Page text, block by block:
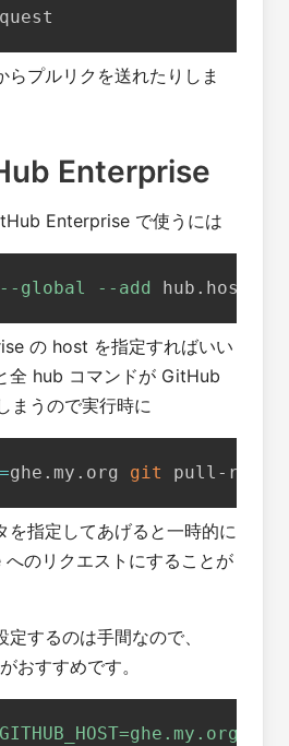
らプルリクを送れたりしま
Enterprise
Enterprise で使うには
--global --add hub.host
の host を指定すればいい
全 hub コマンドが GitHub
まうので実行時に
=ghe.my.org git pull-
を指定してあげると一時的に
のリクエストにすることが
するのは手間なので、
おすすめです。